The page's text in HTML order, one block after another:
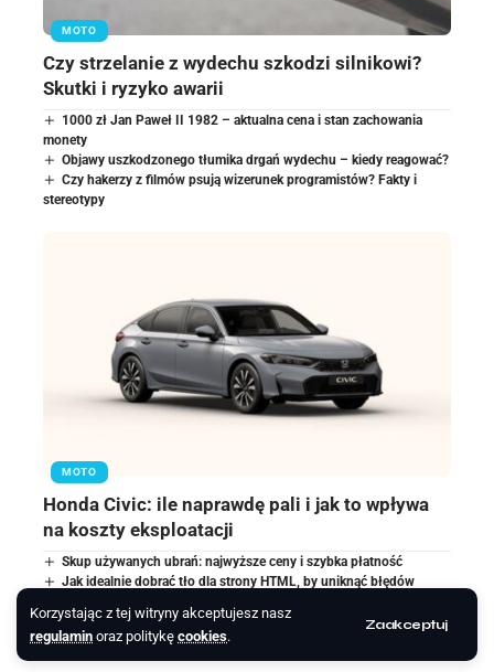
Korzystając z tej witryny akceptujesz nasz
regulamin oraz politykę cookies.
Zaakceptuj
MOTO
Czy strzelanie z wydechu szkodzi silnikowi?
Skutki i ryzyko awarii
1000 zł Jan Paweł II 1982 – aktualna cena i stan zachowania
monety
Objawy uszkodzonego tłumika drgań wydechu – kiedy reagować?
Czy hakerzy z filmów psują wizerunek programistów? Fakty i
stereotypy
MOTO
Honda Civic: ile naprawdę pali i jak to wpływa
na koszty eksploatacji
Skup używanych ubrań: najwyższe ceny i szybka płatność
Jak idealnie dobrać tło dla strony HTML, by uniknąć błędów
Czy karta rowerowa pozwala jeździć motorowerem? wymogi i
ograniczenia